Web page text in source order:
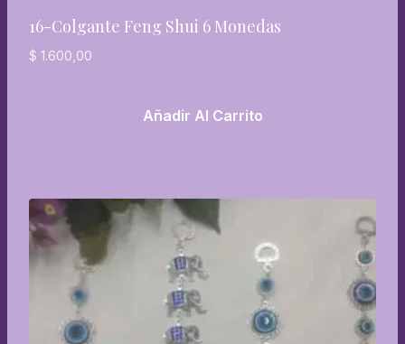
16-Colgante Feng Shui 6 Monedas
$ 1.600,00
Añadir Al Carrito